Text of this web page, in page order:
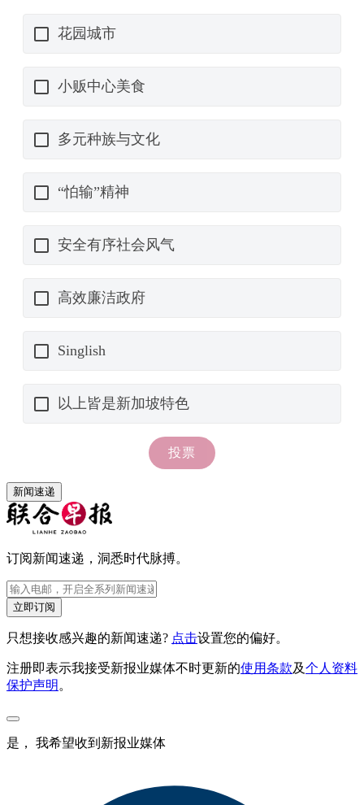
新闻速递
订阅新闻速递，洞悉时代脉搏。
立即订阅
只想接收感兴趣的新闻速递? 点击设置您的偏好。
注册即表示我接受新报业媒体不时更新的使用条款及个人资料
保护声明。
是， 我希望收到新报业媒体